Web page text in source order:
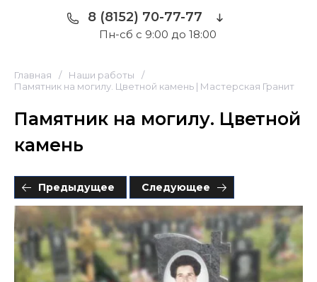
8 (8152) 70-77-77
Пн-сб с 9:00 до 18:00
Главная / Наши работы
/
Памятник на могилу. Цветной камень | Мастерская Гранит
Памятник на могилу. Цветной
камень
Предыдущее Следующее